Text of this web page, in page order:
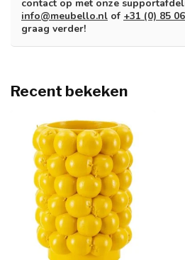
contact op met onze
info@meubello.nl of +31 (0) 85
graag verder!
Recent bekeken